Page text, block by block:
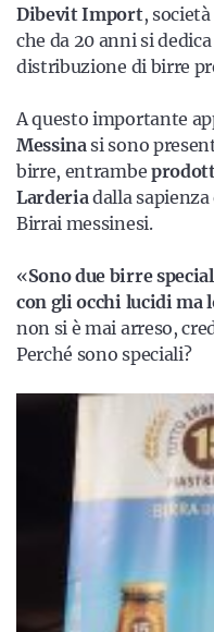
Dibevit Import,
che da 20 anni si
distribuzione di birre
A questo importante
Messinasi sono
birre, entrambe
Larderiadalla sapienza
Birrai messinesi.
«Sono due birre
con gli occhi lucidi ma
non si è mai arreso,
Perché sono speciali?